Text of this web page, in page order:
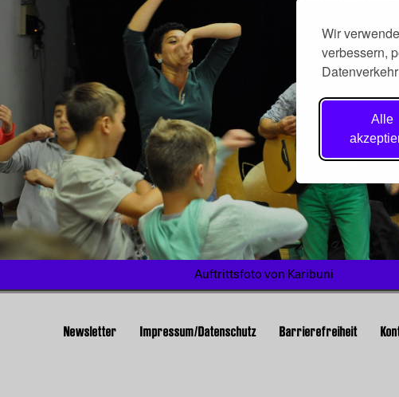
Wir
verbessern,
Alle
Auftrittsfoto von Karibuni
Newsletter Impressum/Datenschutz Barrierefreiheit